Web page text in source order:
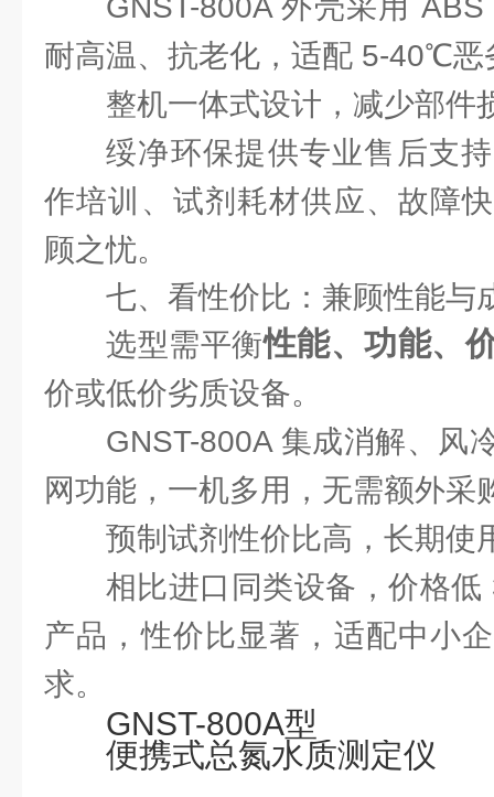
GNST-800A 外壳采用
耐高温、抗老化，适配 5-40℃恶
整机一体式设计，减少部件
绥净环保提供专业售后支
作培训、试剂耗材供应、故障
顾之忧。
七、看性价比：兼顾性能与
选型需平衡性能、功能、
价或低价劣质设备。
GNST-800A 集成消解、风
网功能，一机多用，无需额外采
预制试剂性价比高，长期使
相比进口同类设备，价格
产品，性价比显著，适配中小
求。
GNST-800A型
便携式总氮水质测定仪